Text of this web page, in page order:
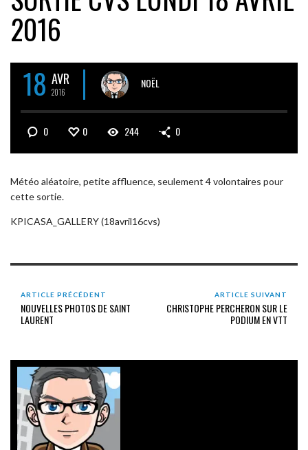
2016
18 AVR
2016
NOËL
0 0 244 0
Météo aléatoire, petite affluence, seulement 4 volontaires pour
cette sortie.
KPICASA_GALLERY (18avril16cvs)
ARTICLE PRÉCÉDENT
NOUVELLES PHOTOS DE SAINT
LAURENT
ARTICLE SUIVANT
CHRISTOPHE PERCHERON SUR LE
PODIUM EN VTT